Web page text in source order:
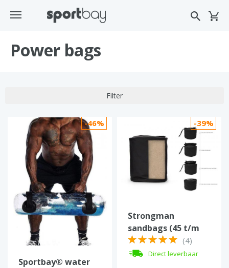
Power bags
Filter
-46%
Sportbay® water
-39%
Strongman
sandbags (45 t/m
190 kg)
(4)
Direct leverbaar